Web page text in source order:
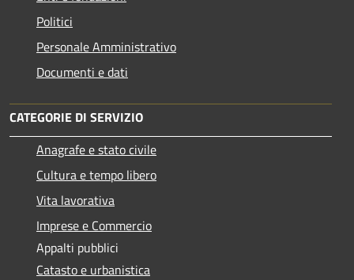
Politici
Personale Amministrativo
Documenti e dati
CATEGORIE DI SERVIZIO
Anagrafe e stato civile
Cultura e tempo libero
Vita lavorativa
Imprese e Commercio
Appalti pubblici
Catasto e urbanistica